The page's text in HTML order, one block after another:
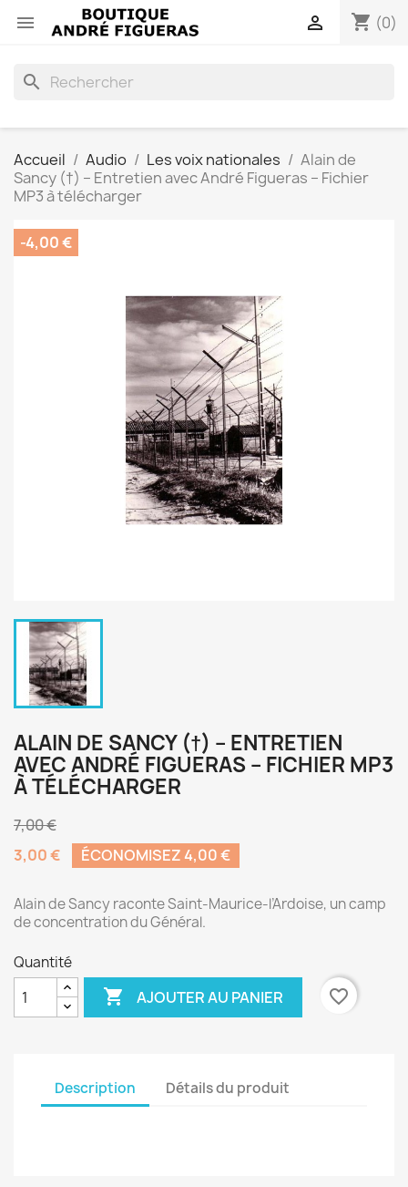
 shopping_cart (0)

search
Accueil Audio Les voix nationales
Alain de
Sancy (†) – Entretien avec André Figueras – Fichier
MP3 à télécharger
-4,00 €
ALAIN DE SANCY (†) – ENTRETIEN
AVEC ANDRÉ FIGUERAS – FICHIER MP3
À TÉLÉCHARGER
7,00 €
3,00 €
ÉCONOMISEZ 4,00 €
Alain de Sancy raconte Saint-Maurice-l’Ardoise, un camp
de concentration du Général.
Quantité
 AJOUTER AU PANIER favorite_border
Description Détails du produit